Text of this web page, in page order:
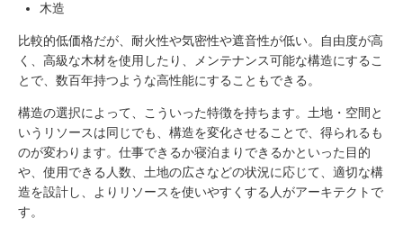
木造
比較的低価格だが、耐火性や気密性や遮音性が低い。自由度が高
く、高級な木材を使用したり、メンテナンス可能な構造にするこ
とで、数百年持つような高性能にすることもできる。
構造の選択によって、こういった特徴を持ちます。土地・空間と
いうリソースは同じでも、構造を変化させることで、得られるも
のが変わります。仕事できるか寝泊まりできるかといった目的
や、使用できる人数、土地の広さなどの状況に応じて、適切な構
造を設計し、よりリソースを使いやすくする人がアーキテクトで
す。